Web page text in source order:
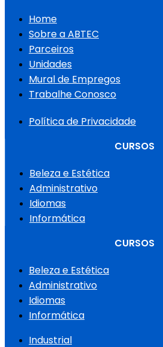
Home
Sobre a ABTEC
Parceiros
Unidades
Mural de Empregos
Trabalhe Conosco
Política de Privacidade
CURSOS
Beleza e Estética
Administrativo
Idiomas
Informática
CURSOS
Beleza e Estética
Administrativo
Idiomas
Informática
Industrial